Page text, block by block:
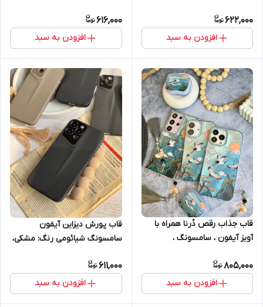
622,000
افزودن به سبد
Xiaomi Note 11 Pro / Note 12
Pro 4G Xiaomi Note 12 (4G)
Xiaomi Note 13 Pro (4G)
Xiaomi Redmi Note 8
616,000
افزودن به سبد
قاب جذاب رقص دُرنا همراه با
آویز آیفون ، سامسونگ ،
iPhone 15pro
805,000
افزودن به سبد
قاب پورش دیزاین آیفون
سامسونگ شیائومی رنگ: مشکی،
611,000
افزودن به سبد